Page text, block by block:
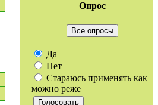
Опрос
Все опросы
Да
Нет
Стараюсь применять как
можно реже